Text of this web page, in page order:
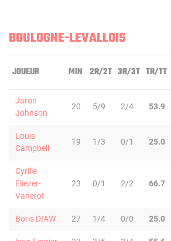
BOULOGNE-LEVALLOIS
JOUEUR MIN 2R/2T 3R/3T TR/TT
Jaron
Johnson
20 5/9 2/4 53.9
Louis
Campbell
19 1/3 0/1 25.0
Cyrille
Eliezer-
Vanerot
23 0/1 2/2 66.7
Boris DIAW 27 1/4 0/0 25.0